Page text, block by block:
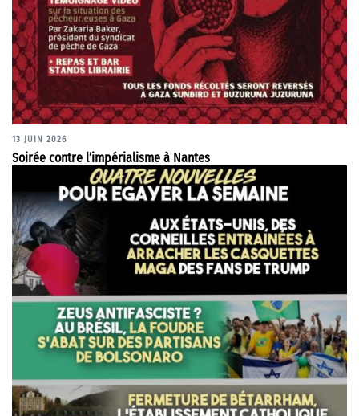
13 JUIN 2026
Soirée contre l’impérialisme à Nantes